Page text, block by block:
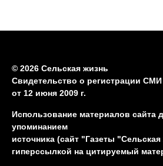
© 2026 Сельская жизнь
Свидетельство о регистрации
от 12 июня 2009 г.
Использование материалов сайта
упоминанием
источника (сайт "Газеты
гиперссылкой на цитируемый